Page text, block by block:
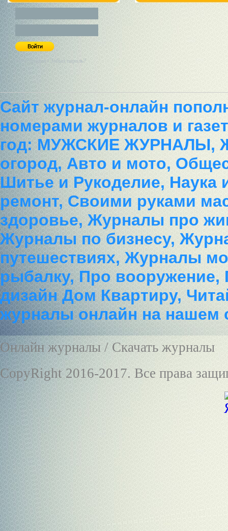
Регистрация / Забыл пароль?
Сайт журнал-онлайн
номерами журналов и
год: МУЖСКИЕ ЖУРНАЛЫ,
огород, Авто и мото,
Шитье и Рукоделие, Наука
ремонт, Своими руками
здоровье, Журналы про
Журналы по бизнесу,
путешествиях, Журналы
рыбалку, Про
дизайн Дом Квартиру,
журналы онлайн на нашем
Онлайн журналы / Скачать журналы
CopyRight 2016-2017. Все права